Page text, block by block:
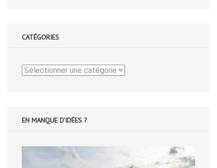
CATÉGORIES
Catégories
EN MANQUE D'IDÉES ?